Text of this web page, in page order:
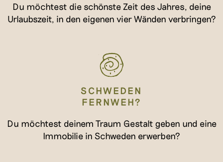
Du möchtest die schönste Zeit des Jahres, deine
Urlaubszeit, in den eigenen vier Wänden verbringen?
SCHWEDEN
FERNWEH?
Du möchtest deinem Traum Gestalt geben und eine
Immobilie in Schweden erwerben?